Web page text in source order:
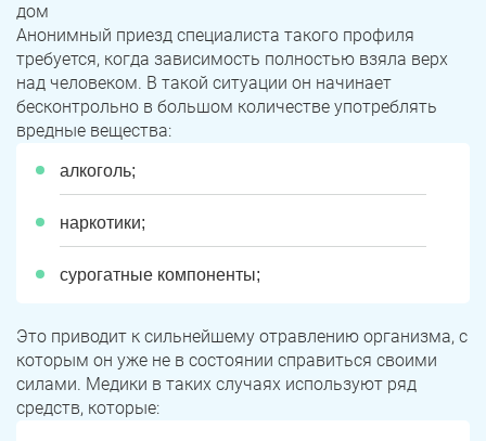
дом
Анонимный приезд специалиста такого профиля
требуется, когда зависимость полностью взяла верх
над человеком. В такой ситуации он начинает
бесконтрольно в большом количестве употреблять
вредные вещества:
алкоголь;
наркотики;
сурогатные компоненты;
Это приводит к сильнейшему отравлению организма, с
которым он уже не в состоянии справиться своими
силами. Медики в таких случаях используют ряд
средств, которые: